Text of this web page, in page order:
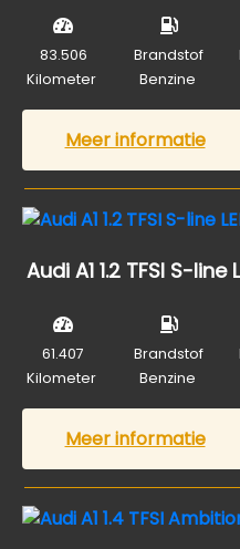
83.506
Kilometer
Brandstof
Benzine
Meer informatie
Audi A1 1.2 TFSI S-line
61.407
Kilometer
Brandstof
Benzine
Meer informatie